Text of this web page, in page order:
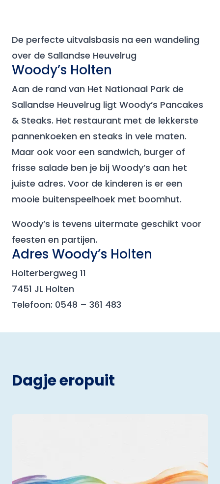
De perfecte uitvalsbasis na een wandeling
over de Sallandse Heuvelrug
Woody’s Holten
Aan de rand van Het Nationaal Park de
Sallandse Heuvelrug ligt Woody’s Pancakes
& Steaks. Het restaurant met de lekkerste
pannenkoeken en steaks in vele maten.
Maar ook voor een sandwich, burger of
frisse salade ben je bij Woody’s aan het
juiste adres. Voor de kinderen is er een
mooie buitenspeelhoek met boomhut.
Woody’s is tevens uitermate geschikt voor
feesten en partijen.
Adres Woody’s Holten
Holterbergweg 11
7451 JL Holten
Telefoon: 0548 – 361 483
Dagje eropuit